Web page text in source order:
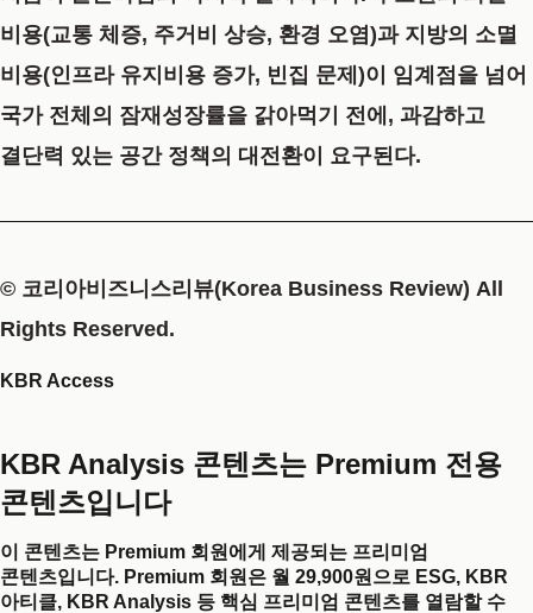
비용(교통 체증, 주거비 상승, 환경 오염)과 지방의 소멸
비용(인프라 유지비용 증가, 빈집 문제)이 임계점을 넘어
국가 전체의 잠재성장률을 갉아먹기 전에, 과감하고
결단력 있는 공간 정책의 대전환이 요구된다.
© 코리아비즈니스리뷰(Korea Business Review) All
Rights Reserved.
KBR Access
KBR Analysis 콘텐츠는 Premium 전용
콘텐츠입니다
이 콘텐츠는 Premium 회원에게 제공되는 프리미엄
콘텐츠입니다. Premium 회원은 월 29,900원으로 ESG, KBR
아티클, KBR Analysis 등 핵심 프리미엄 콘텐츠를 열람할 수